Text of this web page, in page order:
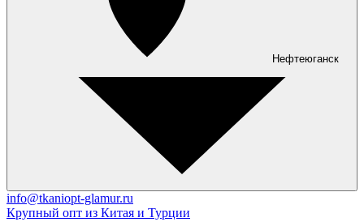
Нефтеюганск
info@tkaniopt-glamur.ru
Крупный опт из Китая и Турции